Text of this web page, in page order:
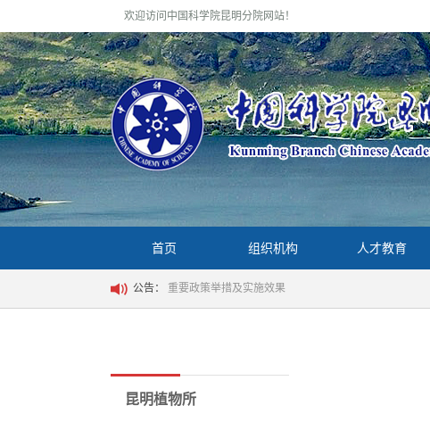
欢迎访问中国科学院昆明分院网站！
首页 组织机构 人才教育
公告： 重要政策举措及实施效果
昆明植物所